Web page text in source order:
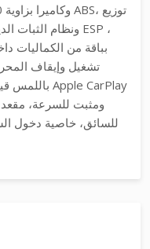
تشغيل وإيقاف
للسائق، خاصية دخول